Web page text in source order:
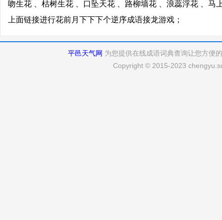
吻生花 、枯树生花 、口坠天花 、路柳墙花 、浪蕊浮花 、马
上面链接进行花前月下下下个逆序成语接龙游戏；
平邑天气网 为您提供在线成语词典查询让您方便
Copyright © 2015-2023